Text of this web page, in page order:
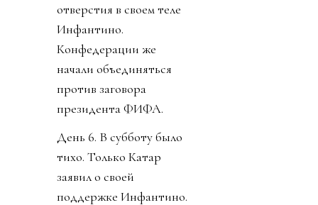
отверстия в своем теле
Инфантино.
Конфедерации же
начали объединяться
против заговора
президента ФИФА.
День 6. В субботу было
тихо. Только Катар
заявил о своей
поддержке Инфантино.